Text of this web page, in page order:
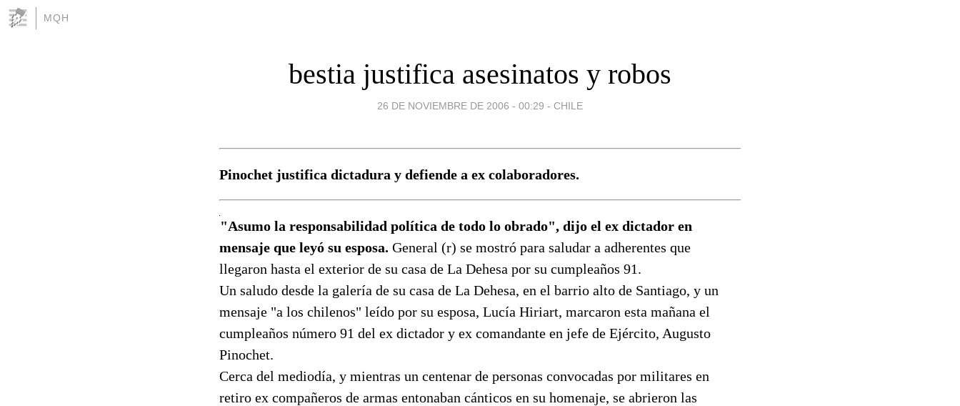
MQH
bestia justifica asesinatos y robos
26 DE NOVIEMBRE DE 2006 - 00:29 - CHILE
Pinochet justifica dictadura y defiende a ex colaboradores.
"Asumo la responsabilidad política de todo lo obrado", dijo el ex dictador en
mensaje que leyó su esposa. General (r) se mostró para saludar a adherentes que
llegaron hasta el exterior de su casa de La Dehesa por su cumpleaños 91.
Un saludo desde la galería de su casa de La Dehesa, en el barrio alto de Santiago, y un
mensaje "a los chilenos" leído por su esposa, Lucía Hiriart, marcaron esta mañana el
cumpleaños número 91 del ex dictador y ex comandante en jefe de Ejército, Augusto
Pinochet.
Cerca del mediodía, y mientras un centenar de personas convocadas por militares en
retiro ex compañeros de armas entonaban cánticos en su homenaje, se abrieron las